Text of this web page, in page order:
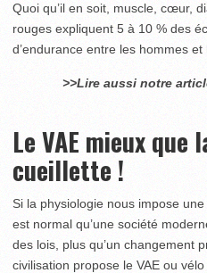
Quoi qu’il en soit, muscle, cœur,
rouges expliquent 5 à 10 % des
d’endurance entre les hommes et
>>Lire aussi notre
Le VAE mieux que
cueillette !
Si la physiologie nous impose
est normal qu’une société
des lois, plus qu’un changement
civilisation propose le VAE ou